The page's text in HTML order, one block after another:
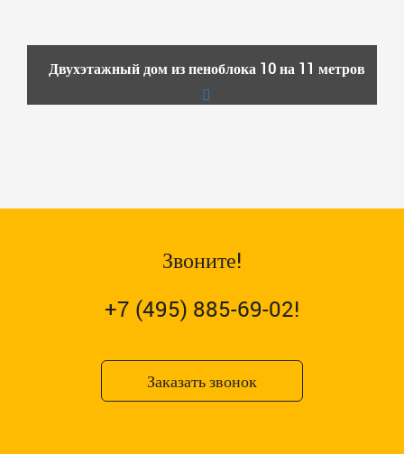
Двухэтажный дом из пеноблока 10 на 11 метров
Звоните!
+7 (495) 885-69-02!
Заказать звонок